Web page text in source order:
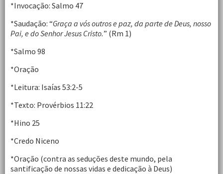
*Invocação: Salmo 47
*Saudação: “Graça a vós outros e paz, da parte de Deus, nosso
Pai, e do Senhor Jesus Cristo.” (Rm 1)
*Salmo 98
*Oração
*Leitura: Isaías 53:2-5
*Texto: Provérbios 11:22
*Hino 25
*Credo Niceno
*Oração (contra as seduções deste mundo, pela
santificação de nossas vidas e dedicação à Deus)